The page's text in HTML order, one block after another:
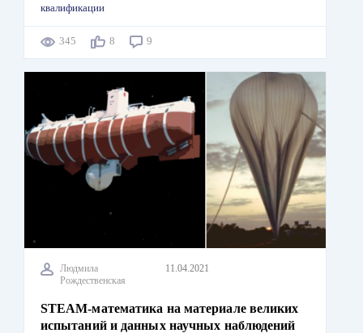
квалификации
345 8 9
Людмила
Рождественская
11.04.2021
STEAM-математика на материале великих
испытаний и данных научных наблюдений